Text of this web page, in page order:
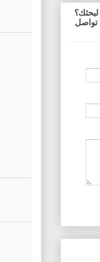
تواصل